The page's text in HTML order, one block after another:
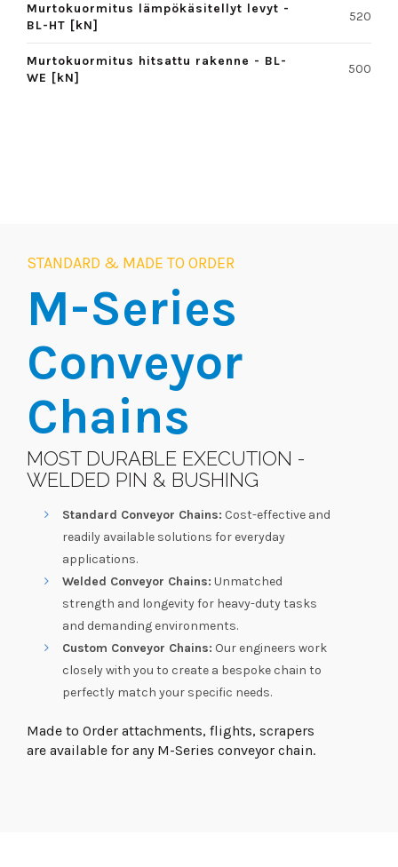
Murtokuormitus lämpökäsitellyt levyt -
BL-HT [kN]
520
Murtokuormitus hitsattu rakenne - BL-
WE [kN]
500
STANDARD & MADE TO ORDER
M-Series
Conveyor
Chains
MOST DURABLE EXECUTION -
WELDED PIN & BUSHING
Standard Conveyor Chains: Cost-effective and
readily available solutions for everyday
applications.
Welded Conveyor Chains: Unmatched
strength and longevity for heavy-duty tasks
and demanding environments.
Custom Conveyor Chains: Our engineers work
closely with you to create a bespoke chain to
perfectly match your specific needs.
Made to Order attachments, flights, scrapers
are available for any M-Series conveyor chain.